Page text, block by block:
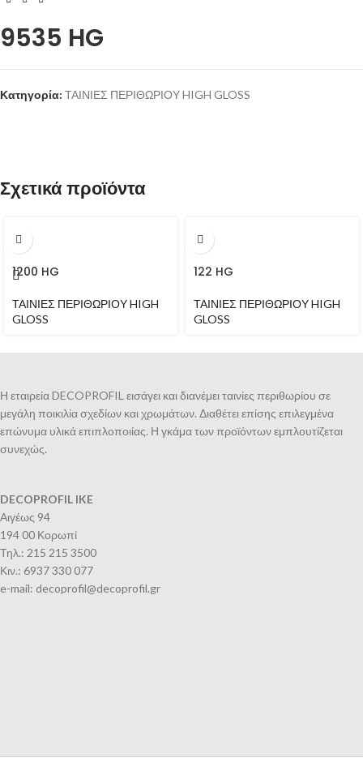
9535 HG
Κατηγορία: ΤΑΙΝΙΕΣ ΠΕΡΙΘΩΡΙΟΥ HIGH GLOSS
Σχετικά προϊόντα
1200 HG
ΤΑΙΝΙΕΣ ΠΕΡΙΘΩΡΙΟΥ HIGH
GLOSS
122 HG
ΤΑΙΝΙΕΣ ΠΕΡΙΘΩΡΙΟΥ HIGH
GLOSS
Η εταιρεία DECOPROFIL εισάγει και διανέμει ταινίες περιθωρίου σε
μεγάλη ποικιλία σχεδίων και χρωμάτων. Διαθέτει επίσης επιλεγμένα
επώνυμα υλικά επιπλοποιίας. Η γκάμα των προϊόντων εμπλουτίζεται
συνεχώς.
DECOPROFIL IKE
Αιγέως 94
194 00 Κορωπί
Τηλ.: 215 215 3500
Κιν.: 6937 330 077
e-mail: decoprofil@decoprofil.gr